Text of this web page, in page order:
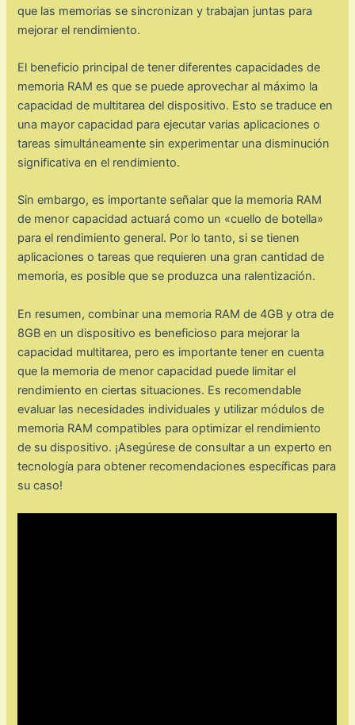
que las memorias se sincronizan y trabajan juntas para
mejorar el rendimiento.
El beneficio principal de tener diferentes capacidades de
memoria RAM es que se puede aprovechar al máximo la
capacidad de multitarea del dispositivo. Esto se traduce en
una mayor capacidad para ejecutar varias aplicaciones o
tareas simultáneamente sin experimentar una disminución
significativa en el rendimiento.
Sin embargo, es importante señalar que la memoria RAM
de menor capacidad actuará como un «cuello de botella»
para el rendimiento general. Por lo tanto, si se tienen
aplicaciones o tareas que requieren una gran cantidad de
memoria, es posible que se produzca una ralentización.
En resumen, combinar una memoria RAM de 4GB y otra de
8GB en un dispositivo es beneficioso para mejorar la
capacidad multitarea, pero es importante tener en cuenta
que la memoria de menor capacidad puede limitar el
rendimiento en ciertas situaciones. Es recomendable
evaluar las necesidades individuales y utilizar módulos de
memoria RAM compatibles para optimizar el rendimiento
de su dispositivo. ¡Asegúrese de consultar a un experto en
tecnología para obtener recomendaciones específicas para
su caso!